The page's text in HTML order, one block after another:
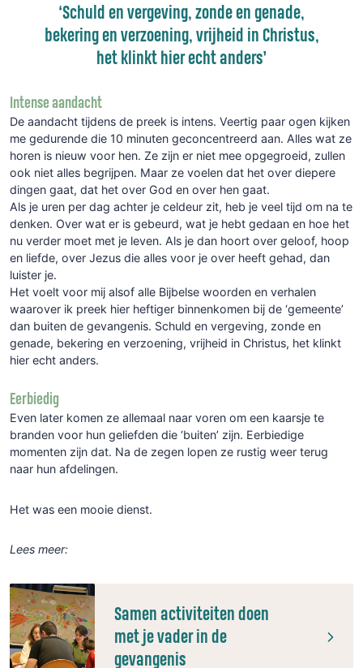
‘Schuld en vergeving, zonde en genade,
bekering en verzoening, vrijheid in Christus,
het klinkt hier echt anders’
Intense aandacht
De aandacht tijdens de preek is intens. Veertig paar ogen kijken
me gedurende die 10 minuten geconcentreerd aan. Alles wat ze
horen is nieuw voor hen. Ze zijn er niet mee opgegroeid, zullen
ook niet alles begrijpen. Maar ze voelen dat het over diepere
dingen gaat, dat het over God en over hen gaat.
Als je uren per dag achter je celdeur zit, heb je veel tijd om na te
denken. Over wat er is gebeurd, wat je hebt gedaan en hoe het
nu verder moet met je leven. Als je dan hoort over geloof, hoop
en liefde, over Jezus die alles voor je over heeft gehad, dan
luister je.
Het voelt voor mij alsof alle Bijbelse woorden en verhalen
waarover ik preek hier heftiger binnenkomen bij de ‘gemeente’
dan buiten de gevangenis. Schuld en vergeving, zonde en
genade, bekering en verzoening, vrijheid in Christus, het klinkt
hier echt anders.
Eerbiedig
Even later komen ze allemaal naar voren om een kaarsje te
branden voor hun geliefden die ‘buiten’ zijn. Eerbiedige
momenten zijn dat. Na de zegen lopen ze rustig weer terug
naar hun afdelingen.
Het was een mooie dienst.
Lees meer:
Samen activiteiten doen
met je vader in de
gevangenis